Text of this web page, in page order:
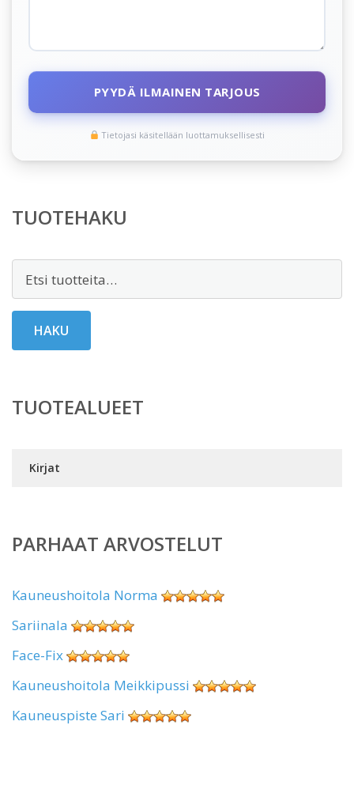
PYYDÄ ILMAINEN TARJOUS
Tietojasi käsitellään luottamuksellisesti
TUOTEHAKU
HAKU
TUOTEALUEET
Kirjat
PARHAAT ARVOSTELUT
Kauneushoitola Norma
Sariinala
Face-Fix
Kauneushoitola Meikkipussi
Kauneuspiste Sari